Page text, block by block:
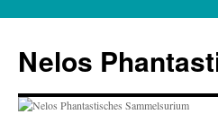
springen
Nelos